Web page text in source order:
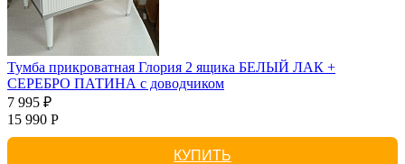
Тумба прикроватная Глория 2 ящика БЕЛЫЙ ЛАК +
СЕРЕБРО ПАТИНА с доводчиком
7 995 ₽
15 990 Р
КУПИТЬ